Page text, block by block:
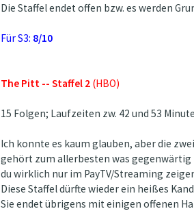
Die Staffel endet offen bzw. es werden
Für S3: 8/10
The Pitt -- Staffel 2 (HBO)
15 Folgen; Laufzeiten zw. 42 und 53
Ich konnte es kaum glauben, aber die
gehört zum allerbesten was gegenwärtig
du wirklich nur im PayTV/Streaming
Diese Staffel dürfte wieder ein heißes
Sie endet übrigens mit einigen offenen